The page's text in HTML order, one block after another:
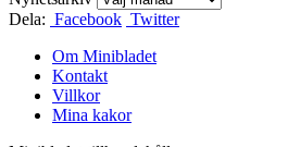
Dela: Facebook Twitter
Om Minibladet
Kontakt
Villkor
Mina kakor